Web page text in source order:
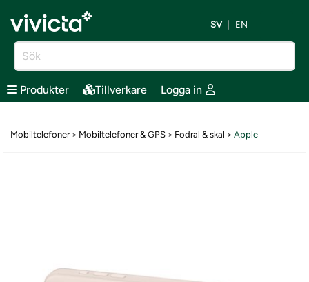
SV EN
Produkter Tillverkare Logga in
Mobiltelefoner> Mobiltelefoner & GPS > Fodral & skal > Apple